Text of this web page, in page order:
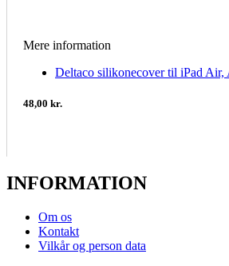
Mere information
Deltaco silikonecover til iPad Air,
48,00 kr.
INFORMATION
Om os
Kontakt
Vilkår og person data